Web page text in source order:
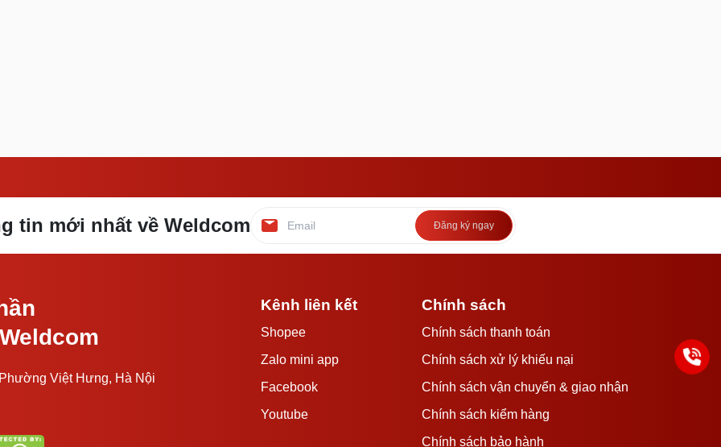
tin mới nhất về Weldcom Đăng ký ngay
Việt Hưng, Hà Nội
Kênh liên kết
Shopee
Zalo mini app
Facebook
Youtube
Chính sách
Chính sách thanh toán
Chính sách xử lý khiếu nại
Chính sách vận chuyển & giao nhận
Chính sách kiểm hàng
Chính sách bảo hành